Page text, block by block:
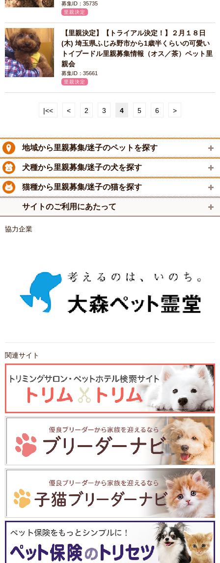
募集ID：35735
里親決定
【里親決定】【トライアル決定！】２月１８日
(木) 埼玉県ふじみ野市から1歳半くらいの可愛い
トイプードル里親募集情報（オス／茶）ペット里
親会
募集ID：35661
里親決定
|<< < 2 3 4 5 6 >
地域から里親募集/迷子のペットを探す
犬種から里親募集/迷子の犬を探す
猫種から里親募集/迷子の猫を探す
サイトのご利用にあたって
協力企業
関連サイト